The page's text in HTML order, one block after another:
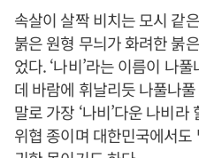
속살이 살짝 비치는 모시 같
붉은 원형 무늬가 화려한 붉
었다. ‘나비’라는 이름이 나
데 바람에 휘날리듯 나풀나
말로 가장 ‘나비’다운 나비
위협 종이며 대한민국에서